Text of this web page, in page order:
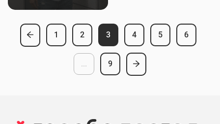
1 2 3 4 5 6
... 9